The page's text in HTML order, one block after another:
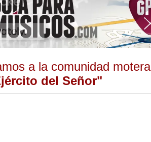
a la comunidad motera
del Señor"